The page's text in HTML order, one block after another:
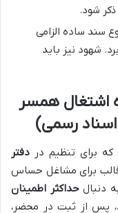
ذکر شود.
سند ساده الزامی
شهود نیز باید
اشتغال همسر
رسمی)
برای تنظیم در دفتر
برای مشاغل حساس
دنبالحداکثر اطمینان
پس از ثبت در محضر،